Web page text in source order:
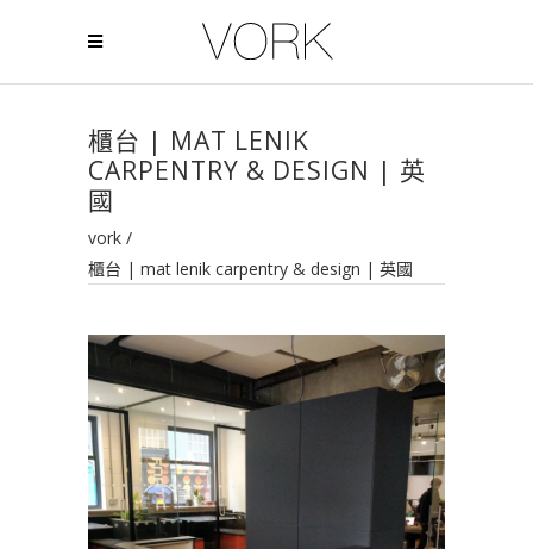
櫃台 | MAT LENIK
CARPENTRY & DESIGN | 英
國
vork /
櫃台 | mat lenik carpentry & design | 英國